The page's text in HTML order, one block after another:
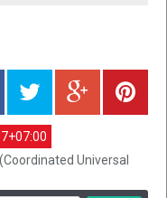
Universal